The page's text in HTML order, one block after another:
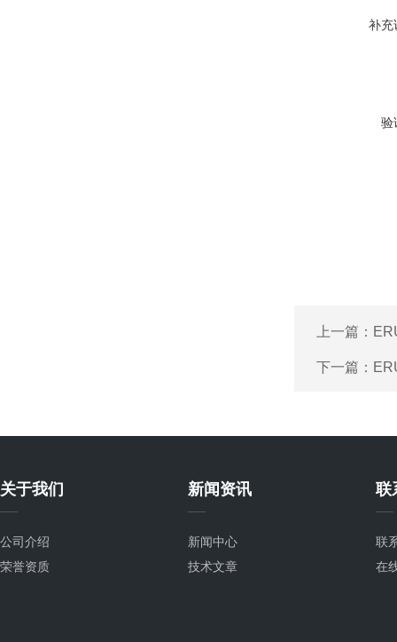
补充
验
上一篇：
下一篇：
关于我们
公司介绍
荣誉资质
新闻资讯
新闻中心
技术文章
联
联
在